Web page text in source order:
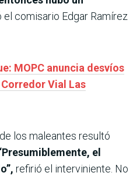
el comisario Edgar Ramírez
MOPC anuncia desvíos
Vial Las
los maleantes resultó
el
refirió el interviniente. No